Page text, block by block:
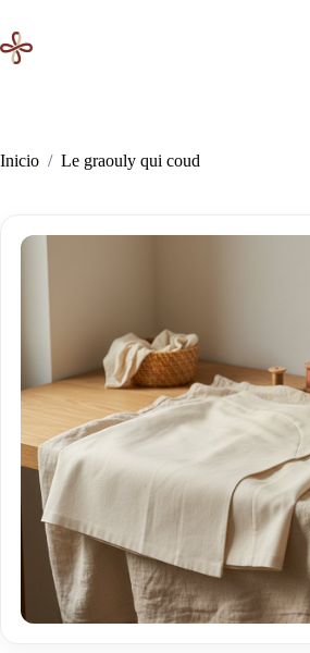
contenido
Inicio / Le graouly qui coud